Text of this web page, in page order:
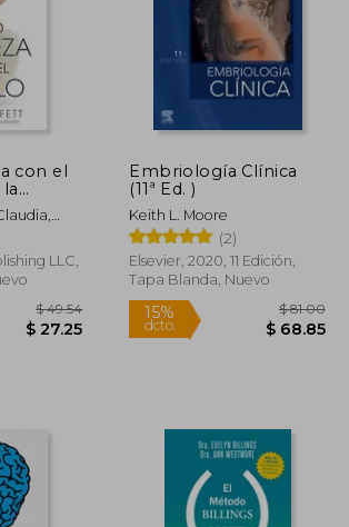
con el
Prevenir
por fiv
LLC,
$ 27.25
Embriología Clínica
(11ª Ed. )
Keith L. Moore
(2)
Elsevier, 2020, 11 Edición,
Tapa Blanda, Nuevo
dcto.